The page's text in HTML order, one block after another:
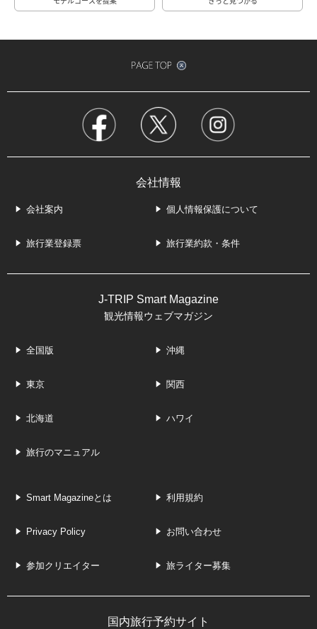
会社情報
会社案内 個人情報保護について
旅行業登録票 旅行業約款・条件
J-TRIP Smart Magazine
観光情報ウェブマガジン
全国版 沖縄
東京 関西
北海道 ハワイ
旅行のマニュアル
Smart Magazineとは 利用規約
Privacy Policy お問い合わせ
参加クリエイター 旅ライター募集
国内旅行予約サイト